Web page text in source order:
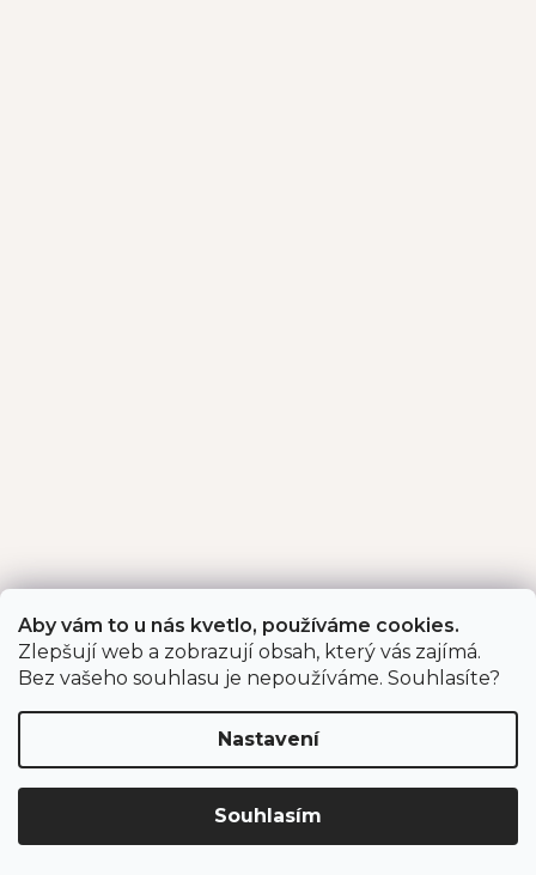
Aby vám to u nás kvetlo, používáme cookies.
Zlepšují web a zobrazují obsah, který vás zajímá.
Bez vašeho souhlasu je nepoužíváme. Souhlasíte?
Nastavení
Souhlasím